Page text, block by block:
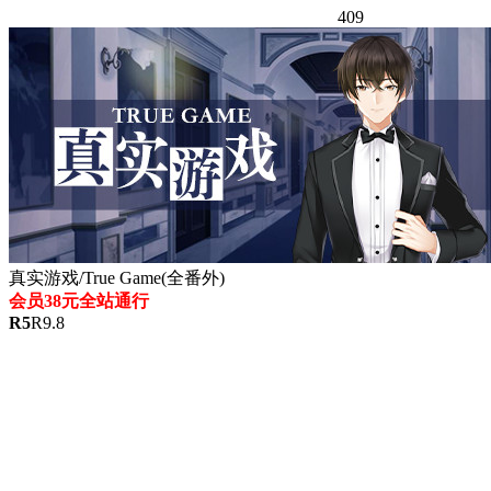
409
真实游戏/True Game(全番外)
会员38元全站通行
R5R9.8